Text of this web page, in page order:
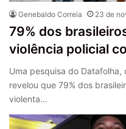
Genebaldo Correia 23 de
79% dos
violência policial
Uma pesquisa do
revelou que 79% dos
violenta…